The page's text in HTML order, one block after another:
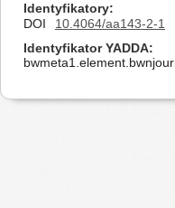
Identyfikatory
DOI
10.4064/aa143-2-1
Identyfikator YADDA